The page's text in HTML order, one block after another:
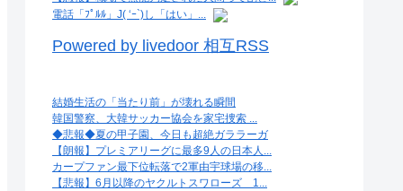
電話「ﾌﾟﾙﾙ」J( ‘ｰ`)し「はい」...
Powered by livedoor 相互RSS
結婚生活の「当たり前」が壊れる瞬間
韓国警察、大韓サッカー協会を家宅捜索 ...
◆悲報◆夏の甲子園、今日も超絶ガララーガ
【朗報】プレミアリーグに最多9人の日本人...
カープファン最下位転落で2軍由宇球場の移...
【悲報】6月以降のヤクルトスワローズ 1...